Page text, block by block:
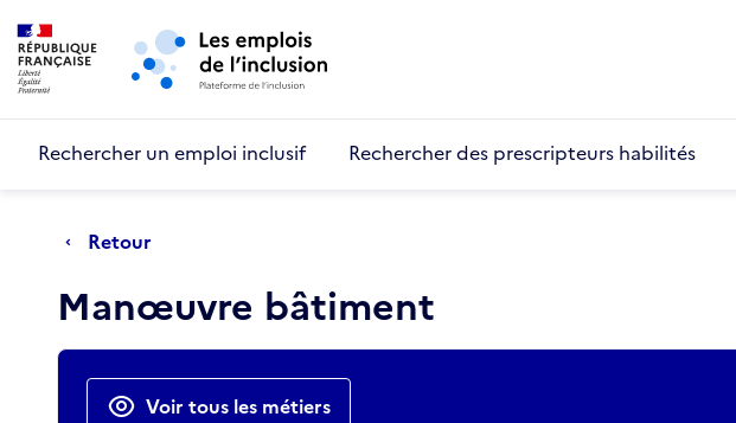
Aller au menu principal
Rechercher un emploi inclusif Rechercher des prescripteurs habilités
Retour
Manœuvre bâtiment
Actions rapides
Voir tous les métiers